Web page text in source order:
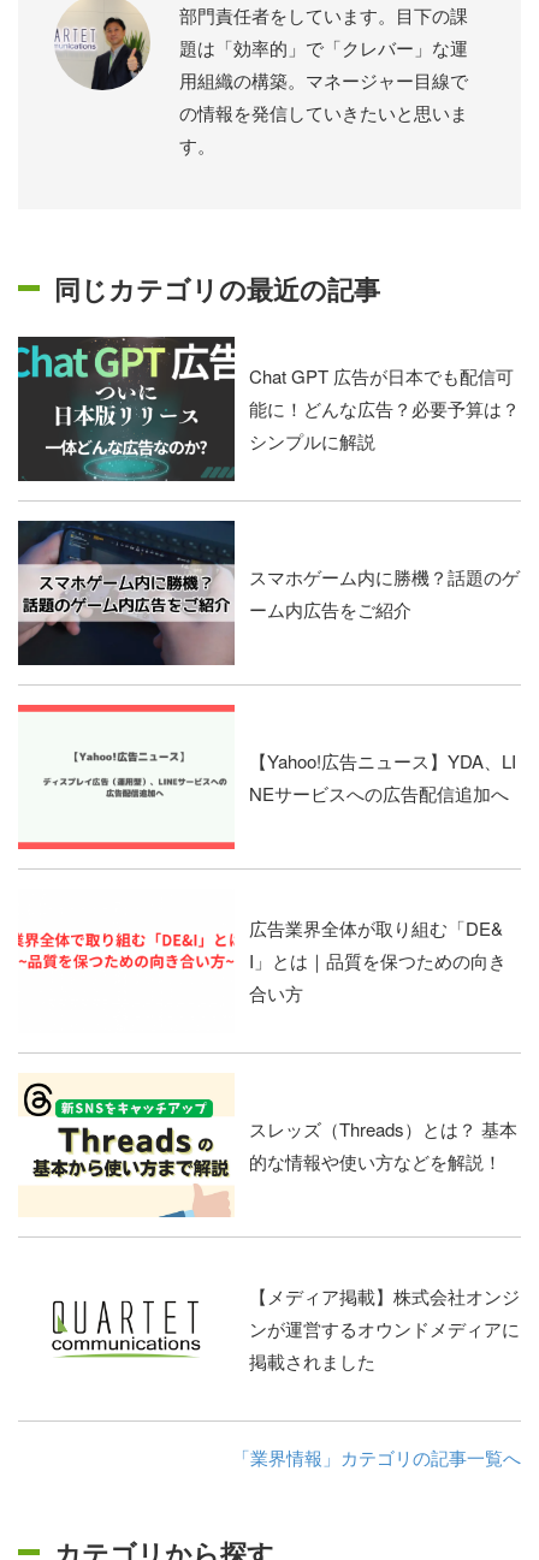
部門責任者をしています。目下の課
題は「効率的」で「クレバー」な運
用組織の構築。マネージャー目線で
の情報を発信していきたいと思いま
す。
同じカテゴリの最近の記事
Chat GPT 広告が日本でも配信可
能に！どんな広告？必要予算は？
シンプルに解説
スマホゲーム内に勝機？話題のゲ
ーム内広告をご紹介
【Yahoo!広告ニュース】YDA、LI
NEサービスへの広告配信追加へ
広告業界全体が取り組む「DE&
I」とは｜品質を保つための向き
合い方
スレッズ（Threads）とは？ 基本
的な情報や使い方などを解説！
【メディア掲載】株式会社オンジ
ンが運営するオウンドメディアに
掲載されました
「業界情報」カテゴリの記事一覧へ
カテゴリから探す